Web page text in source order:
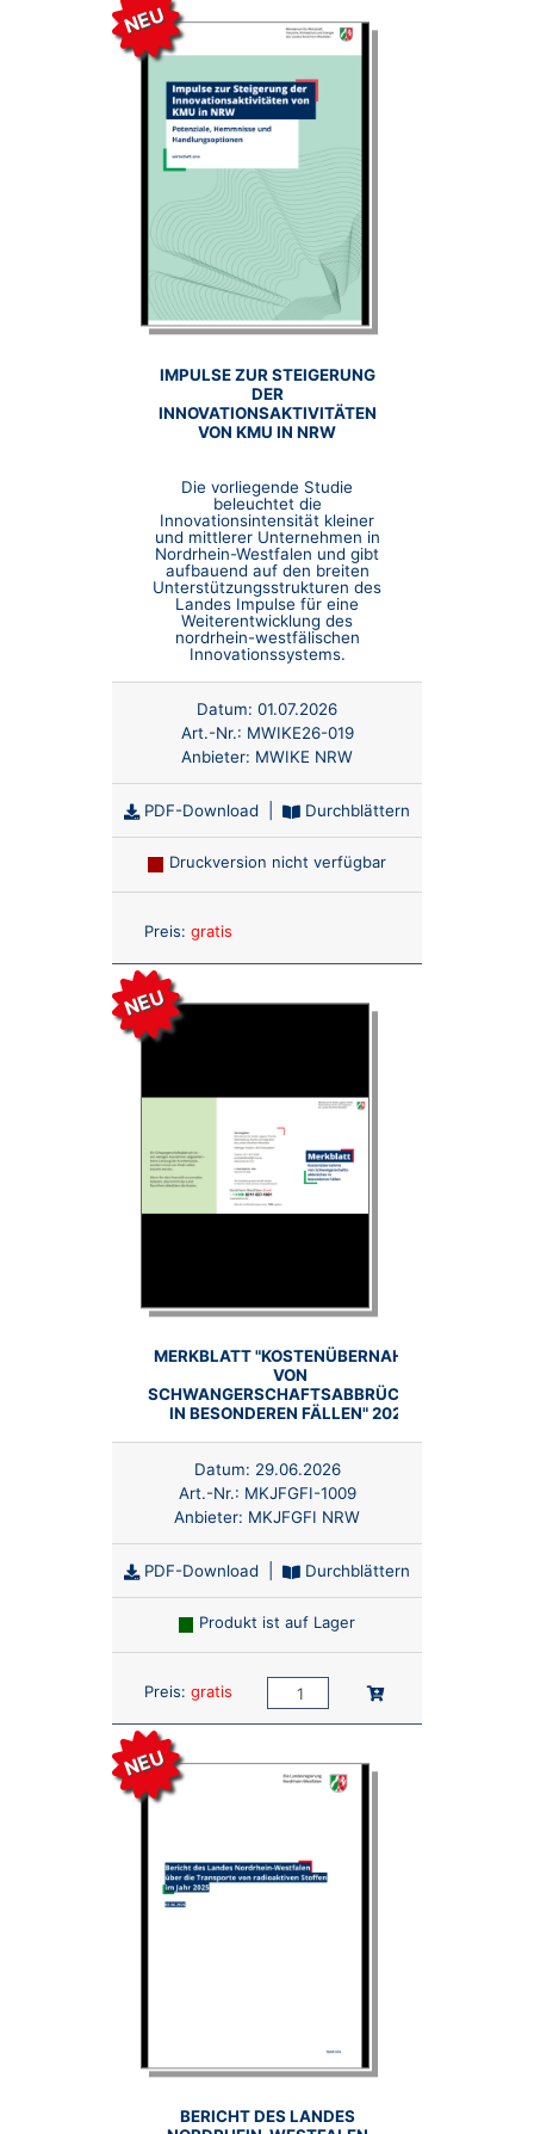
NEU
IMPULSE ZUR STEIGERUNG
DER
INNOVATIONSAKTIVITÄTEN
VON KMU IN NRW
Die vorliegende Studie
beleuchtet die
Innovationsintensität kleiner
und mittlerer Unternehmen in
Nordrhein-Westfalen und gibt
aufbauend auf den breiten
Unterstützungsstrukturen des
Landes Impulse für eine
Weiterentwicklung des
nordrhein-westfälischen
Innovationssystems.
Datum: 01.07.2026
Art.-Nr.: MWIKE26-019
Anbieter: MWIKE NRW
PDF-Download Durchblättern
Druckversion nicht verfügbar
Preis: gratis
NEU
MERKBLATT "KOSTENÜBERNAHME
VON
SCHWANGERSCHAFTSABBRÜCHEN
IN BESONDEREN FÄLLEN" 2026
Datum: 29.06.2026
Art.-Nr.: MKJFGFI-1009
Anbieter: MKJFGFI NRW
PDF-Download Durchblättern
Produkt ist auf Lager
Preis: gratis Anzahl: In den Warenkorb
NEU
BERICHT DES LANDES